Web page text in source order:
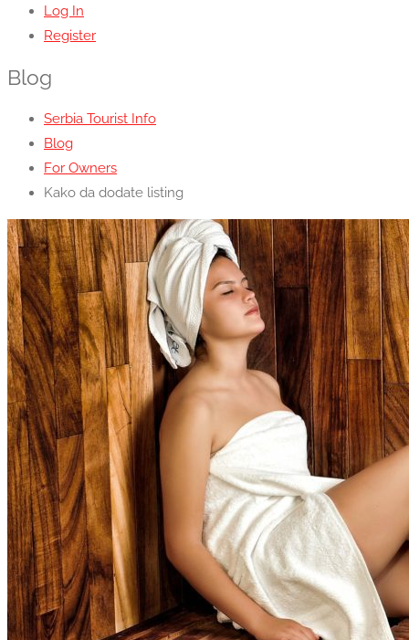
Log In
Register
Blog
Serbia Tourist Info
Blog
For Owners
Kako da dodate listing